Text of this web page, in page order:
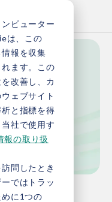
ピューター
は、この
報を収集
ます。この
改善し、カ
ェブサイト
と指標を得
社で使用す
報の取り扱
問したとき
ではトラッ
に1つの